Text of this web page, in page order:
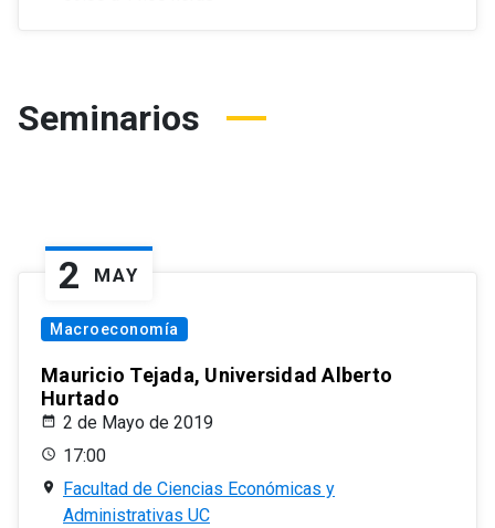
Seminarios
2 MAY
Macroeconomía
Mauricio Tejada, Universidad Alberto
Hurtado
2 de Mayo de 2019
17:00
Facultad de Ciencias Económicas y
Administrativas UC